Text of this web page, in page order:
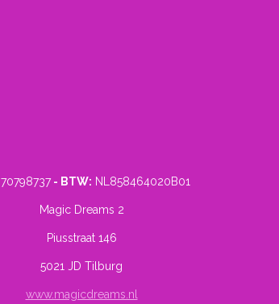
70798737- BTW: NL858464020B01
Magic Dreams 2
Piusstraat 146
5021 JD Tilburg
www.magicdreams.nl